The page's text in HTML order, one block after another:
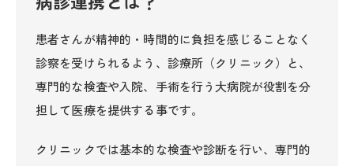
患者さんが精神的・時間的に負担を感じることなく
診察を受けられるよう、診療所（クリニック）と、
専門的な検査や入院、手術を行う大病院が役割を分
担して医療を提供する事です。
クリニックでは基本的な検査や診断を行い、専門的